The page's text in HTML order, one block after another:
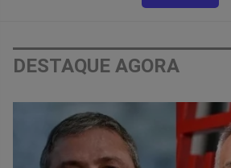
DESTAQUE AGORA